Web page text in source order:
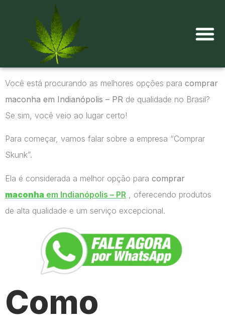
Você está procurando as melhores opções para comprar
maconha em Indianópolis – PR de qualidade no Brasil?
Se sim, você veio ao lugar certo!
Para começar, vamos falar sobre a empresa “Comprar
Skunk”.
Ela é considerada a melhor opção para comprar
maconha em Indianópolis – PR , oferecendo produtos
de alta qualidade e um serviço excepcional.
Como